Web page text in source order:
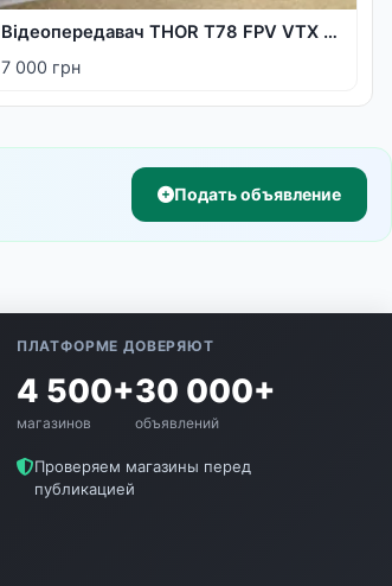
Відеопередавач THOR T78 FPV VTX та відеоприймач Peak THOR R78 VRX
7 000 грн
Подать объявление
ПЛАТФОРМЕ ДОВЕРЯЮТ
4 500+
магазинов
30 000+
объявлений
Проверяем магазины перед
публикацией